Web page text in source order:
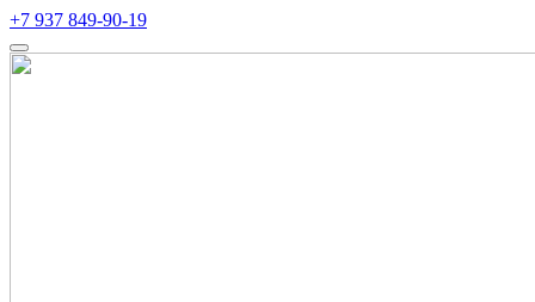
+7 937 849-90-19